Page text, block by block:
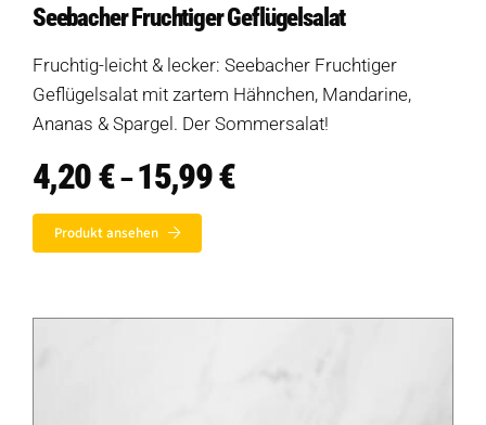
Seebacher Fruchtiger Geflügelsalat
Fruchtig-leicht & lecker: Seebacher Fruchtiger
Geflügelsalat mit zartem Hähnchen, Mandarine,
Ananas & Spargel. Der Sommersalat!
4,20€ –15,99€Preisspanne:
4,20 €
Produkt ansehen